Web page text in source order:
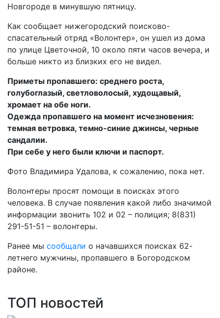
Новгороде в минувшую пятницу.
Как сообщает нижегородский поисково-
спасательный отряд «Волонтер», он ушел из дома
по улице Цветочной, 10 около пяти часов вечера, и
больше никто из близких его не видел.
Приметы пропавшего: среднего роста,
голубоглазый, светловолосый, худощавый,
хромает на обе ноги.
Одежда пропавшего на момент исчезновения:
темная ветровка, темно-синие джинсы, черные
сандалии.
При себе у него были ключи и паспорт.
Фото Владимира Удалова, к сожалению, пока нет.
Волонтеры просят помощи в поисках этого
человека. В случае появления какой либо значимой
информации звонить 102 и 02 – полиция; 8(831)
291-51-51 – волонтеры.
Ранее мы сообщали о начавшихся поисках 62-
летнего мужчины, пропавшего в Богородском
районе.
ТОП новостей